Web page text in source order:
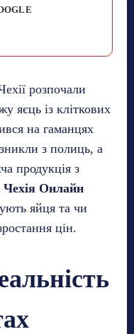
розпочали
яєць із кліткових
на гаманцях
з полиць, а
продукція з
Чехія Онлайн
яйця та чи
цін.